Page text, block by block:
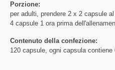
Porzione:
per adulti, prendere 2 x 2 capsule
4 capsule 1 ora prima
Contenuto della confezione:
120 capsule, ogni capsula